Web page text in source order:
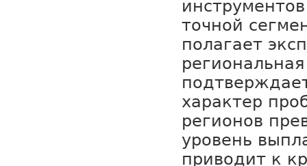
точной
полагает
характер
регионов
уровень
приводит к